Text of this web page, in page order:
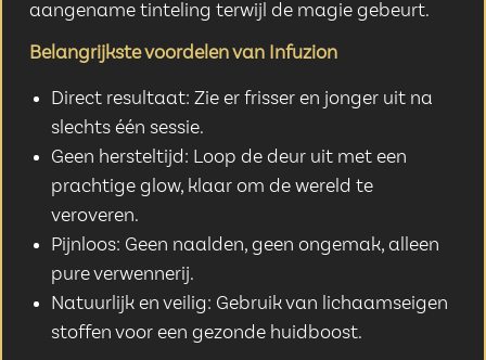
aangename tinteling terwijl de magie gebeurt.
Belangrijkste voordelen van Infuzion
Direct resultaat: Zie er frisser en jonger uit na
slechts één sessie.
Geen hersteltijd: Loop de deur uit met een
prachtige glow, klaar om de wereld te
veroveren.
Pijnloos: Geen naalden, geen ongemak, alleen
pure verwennerij.
Natuurlijk en veilig: Gebruik van lichaamseigen
stoffen voor een gezonde huidboost.